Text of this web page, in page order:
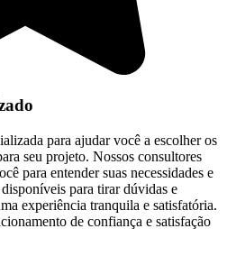
para ajudar você a escolher os
seu projeto. Nossos consultores
para entender suas necessidades e
para tirar dúvidas e
experiência tranquila e satisfatória.
de confiança e satisfação